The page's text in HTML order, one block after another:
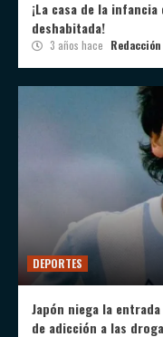
¡La casa de la
deshabitada!
3 años hace Redacción
DEPORTES
Japón niega la
de adicción a las